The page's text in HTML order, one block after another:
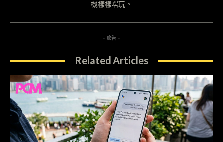
機樣樣啱玩。
- 廣告 -
Related Articles